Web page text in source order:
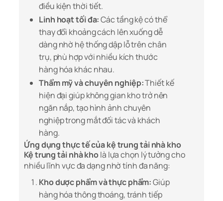
điều kiện thời tiết.
Linh hoạt tối đa:Các tầng kệ có thể
thay đổi khoảng cách lên xuống dễ
dàng nhờ hệ thống dập lỗ trên chân
trụ, phù hợp với nhiều kích thước
hàng hóa khác nhau.
Thẩm mỹ và chuyên nghiệp:Thiết kế
hiện đại giúp không gian kho trở nên
ngăn nắp, tạo hình ảnh chuyên
nghiệp trong mắt đối tác và khách
hàng.
Ứng dụng thực tế của kệ trung tải nhà kho
Kệ trung tải nhà kholà lựa chọn lý tưởng cho
nhiều lĩnh vực đa dạng nhờ tính đa năng:
Kho dược phẩm và thực phẩm:Giúp
hàng hóa thông thoáng, tránh tiếp